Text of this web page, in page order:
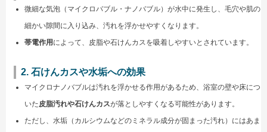
微細な気泡（マイクロバブル・ナノバブル）が水中に発生し、毛穴や肌の
細かい隙間に入り込み、汚れを浮かせやすくなります。
帯電作用によって、皮脂や石けんカスを吸着しやすいとされています。
2. 石けんカスや水垢への効果
マイクロナノバブルは汚れを浮かせる作用があるため、浴室の壁や床につ
いた皮脂汚れや石けんカスが落としやすくなる可能性があります。
ただし、水垢（カルシウムなどのミネラル成分が固まった汚れ）にはあま